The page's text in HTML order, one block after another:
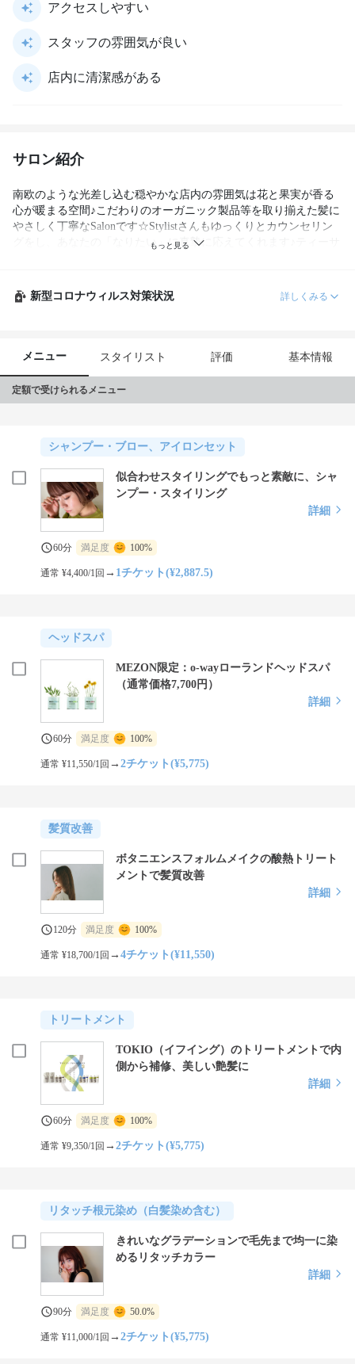
アクセスしやすい
スタッフの雰囲気が良い
店内に清潔感がある
サロン紹介
南欧のような光差し込む穏やかな店内の雰囲気は花と果実が香る
心が暖まる空間♪こだわりのオーガニック製品等を取り揃えた髪に
やさしく丁寧なSalonです☆Stylistさんもゆっくりとカウンセリン
グをし、あなたの「なりたい」に真摯に応えてくれます♪ティーサ
新型コロナウィルス対策状況 詳しくみる
メニュー スタイリスト 評価 基本情報
定額で受けられるメニュー
シャンプー・ブロー、アイロンセット
似合わせスタイリングでもっと素敵に、シャ
ンプー・スタイリング
詳細
60分 満足度 100%
通常 ¥4,400/1回 → 1チケット(¥2,887.5)
ヘッドスパ
MEZON限定：o-wayローランドヘッドスパ
（通常価格7,700円）
詳細
60分 満足度 100%
通常 ¥11,550/1回 →2チケット(¥5,775)
髪質改善
ボタニエンスフォルムメイクの酸熱トリート
メントで髪質改善
詳細
120分 満足度 100%
通常 ¥18,700/1回 →4チケット(¥11,550)
トリートメント
TOKIO（イフイング）のトリートメントで内
側から補修、美しい艶髪に
詳細
60分 満足度 100%
通常 ¥9,350/1回 →2チケット(¥5,775)
リタッチ根元染め（白髪染め含む）
きれいなグラデーションで毛先まで均一に染
めるリタッチカラー
詳細
90分 満足度 50.0%
通常 ¥11,000/1回 →2チケット(¥5,775)